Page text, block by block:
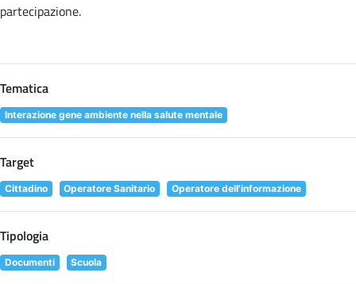
partecipazione.
Tematica
Interazione gene ambiente nella salute mentale
Target
Cittadino Operatore Sanitario Operatore dell'informazione
Tipologia
Documenti Scuola